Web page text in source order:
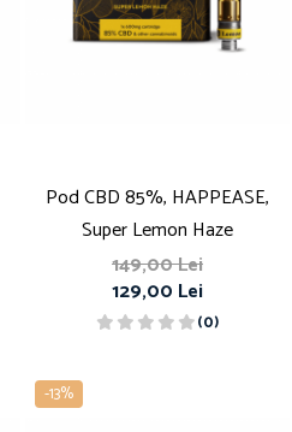
Pod CBD 85%, HAPPEASE,
Super Lemon Haze
149,00 Lei
129,00 Lei
(0)
-13%